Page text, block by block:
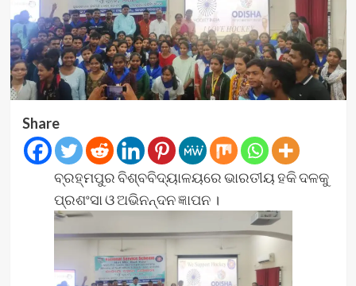
Share
ବ୍ରହ୍ମପୁର ବିଶ୍ବବିଦ୍ୟାଳୟରେ ଭାରତୀୟ ହକି ଦଳକୁ
ପ୍ରଶଂସା ଓ ଅଭିନନ୍ଦନ ଜ୍ଞାପନ ।